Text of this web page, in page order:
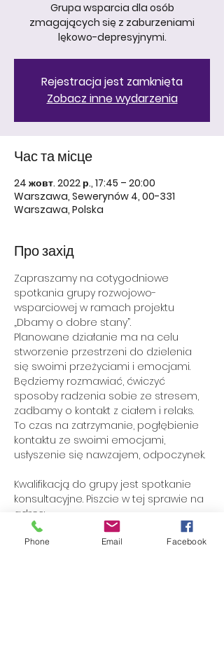
Grupa wsparcia dla osób
zmagających się z zaburzeniami
lękowo-depresyjnymi.
Rejestracja jest zamknięta
Zobacz inne wydarzenia
Час та місце
24 жовт. 2022 р., 17:45 – 20:00
Warszawa, Sewerynów 4, 00-331
Warszawa, Polska
Про захід
Zapraszamy na cotygodniowe
spotkania grupy rozwojowo-
wsparciowej w ramach projektu
„Dbamy o dobre stany”.
Planowane działanie ma na celu
stworzenie przestrzeni do dzielenia
się swoimi przeżyciami i emocjami.
Będziemy rozmawiać, ćwiczyć
sposoby radzenia sobie ze stresem,
zadbamy o kontakt z ciałem i relaks.
To czas na zatrzymanie, pogłębienie
kontaktu ze swoimi emocjami,
usłyszenie się nawzajem, odpoczynek.
Kwalifikacją do grupy jest spotkanie
konsultacyjne. Piszcie w tej sprawie na
adres:
dbamyodobrestany@gmail.com
Phone Email Facebook